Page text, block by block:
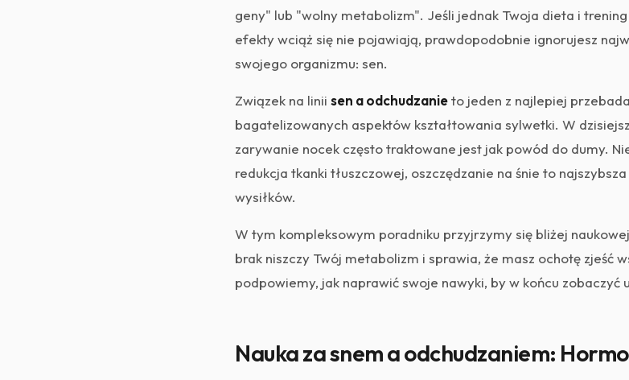
geny" lub "wolny metabolizm". Jeśli jednak Twoja dieta i
efekty wciąż się nie pojawiają, prawdopodobnie ignorujesz
swojego organizmu: sen.
Związek na linii sen a odchudzanieto jeden z najlepiej
bagatelizowanych aspektów kształtowania sylwetki. W
zarywanie nocek często traktowane jest jak powód do dumy.
redukcja tkanki tłuszczowej, oszczędzanie na śnie to
wysiłków.
W tym kompleksowym poradniku przyjrzymy się bliżej
brak niszczy Twój metabolizm i sprawia, że masz ochotę zjeść
podpowiemy, jak naprawić swoje nawyki, by w końcu zobaczyć
Nauka za snem a odchudzaniem: